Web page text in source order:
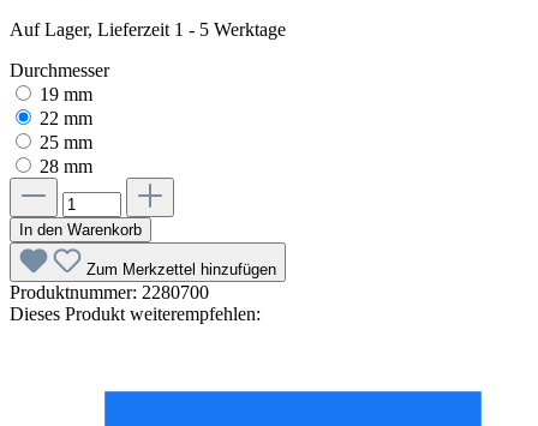
Auf Lager, Lieferzeit 1 - 5 Werktage
Durchmesser
19 mm
22 mm
25 mm
28 mm
In den Warenkorb
Zum Merkzettel hinzufügen
Produktnummer: 2280700
Dieses Produkt weiterempfehlen: